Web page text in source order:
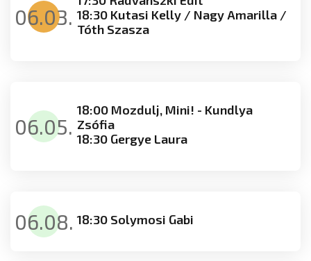
06.03. 18:30 Kutasi Kelly / Nagy Amarilla /
Tóth Szasza
06.05.
18:00 Mozdulj, Mini! - Kundlya
Zsófia
18:30 Gergye Laura
06.08. 18:30 Solymosi Gabi